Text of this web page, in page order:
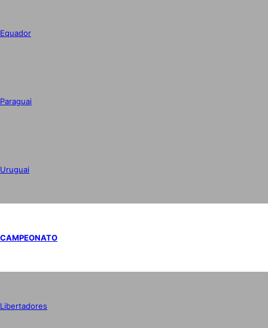
Equador
Paraguai
Uruguai
CAMPEONATO
Libertadores